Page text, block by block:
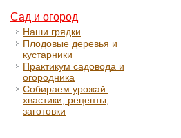
Сад и огород
Наши грядки
Плодовые деревья и
кустарники
Практикум садовода и
огородника
Собираем урожай:
хвастики, рецепты,
заготовки